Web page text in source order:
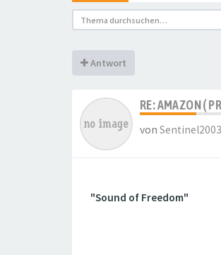
Antwort
RE: AMAZON (
von Sentinel2003
"Sound of Freedom"